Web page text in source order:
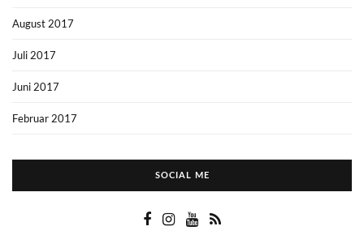
August 2017
Juli 2017
Juni 2017
Februar 2017
SOCIAL ME